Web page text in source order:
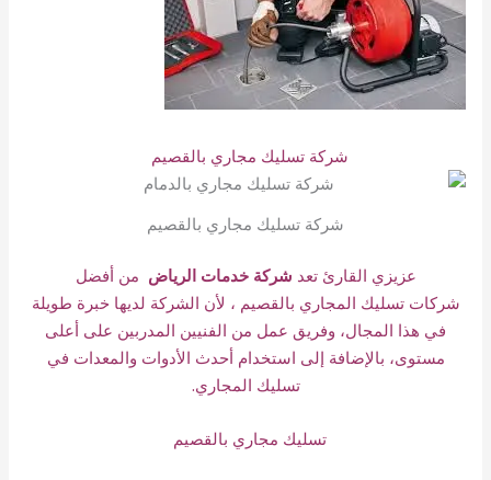
شركة تسليك مجاري بالقصيم
شركة تسليك مجاري بالقصيم
عزيزي القارئ تعد شركة خدمات الرياض من أفضل
شركاتتسليك المجاري بالقصيم ، لأن الشركة لديها خبرة طويلة
في هذا المجال، وفريق عمل من الفنيين المدربين على أعلى
مستوى، بالإضافة إلى استخدام أحدث الأدوات والمعدات في
تسليك المجاري.
تسليك مجاري بالقصيم